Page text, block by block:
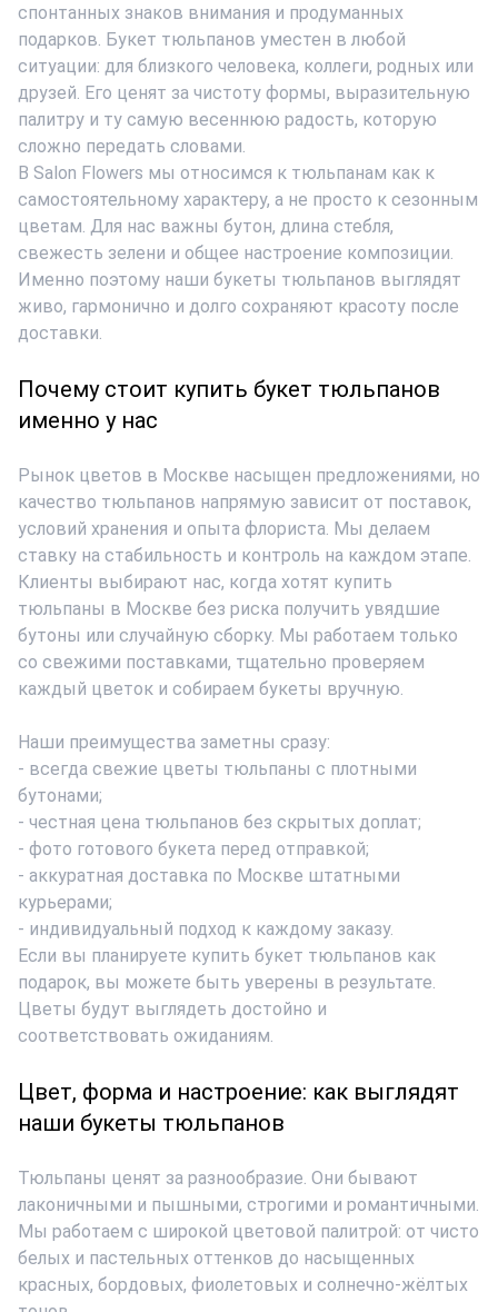
спонтанных знаков внимания и продуманных
подарков. Букет тюльпанов уместен в любой
ситуации: для близкого человека, коллеги, родных или
друзей. Его ценят за чистоту формы, выразительную
палитру и ту самую весеннюю радость, которую
сложно передать словами.
В Salon Flowers мы относимся к тюльпанам как к
самостоятельному характеру, а не просто к сезонным
цветам. Для нас важны бутон, длина стебля,
свежесть зелени и общее настроение композиции.
Именно поэтому наши букеты тюльпанов выглядят
живо, гармонично и долго сохраняют красоту после
доставки.
Почему стоит купить букет тюльпанов
именно у нас
Рынок цветов в Москве насыщен предложениями, но
качество тюльпанов напрямую зависит от поставок,
условий хранения и опыта флориста. Мы делаем
ставку на стабильность и контроль на каждом этапе.
Клиенты выбирают нас, когда хотят купить
тюльпаны в Москве без риска получить увядшие
бутоны или случайную сборку. Мы работаем только
со свежими поставками, тщательно проверяем
каждый цветок и собираем букеты вручную.
Наши преимущества заметны сразу:
- всегда свежие цветы тюльпаны с плотными
бутонами;
- честная цена тюльпанов без скрытых доплат;
- фото готового букета перед отправкой;
- аккуратная доставка по Москве штатными
курьерами;
- индивидуальный подход к каждому заказу.
Если вы планируете купить букет тюльпанов как
подарок, вы можете быть уверены в результате.
Цветы будут выглядеть достойно и
соответствовать ожиданиям.
Цвет, форма и настроение: как выглядят
наши букеты тюльпанов
Тюльпаны ценят за разнообразие. Они бывают
лаконичными и пышными, строгими и романтичными.
Мы работаем с широкой цветовой палитрой: от чисто
белых и пастельных оттенков до насыщенных
красных, бордовых, фиолетовых и солнечно-жёлтых